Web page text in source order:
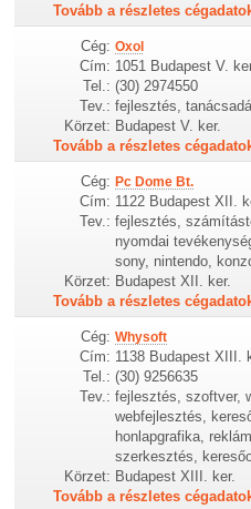
Tovább a részletes
Cég: Oxol
Cím: 1051 Budapest V.
Tel.: (30) 2974550
Tev.: fejlesztés,
Körzet: Budapest V. ker.
Tovább a részletes
Cég: Pc Dome Bt.
Cím: 1122 Budapest XII.
Tev.: fejlesztés,
nyomdai
sony, nintendo,
Körzet: Budapest XII. ker.
Tovább a részletes
Cég: Whysoft
Cím: 1138 Budapest XIII.
Tel.: (30) 9256635
Tev.: fejlesztés, szoftver,
webfejlesztés,
honlapgrafika,
szerkesztés,
Körzet: Budapest XIII. ker.
Tovább a részletes